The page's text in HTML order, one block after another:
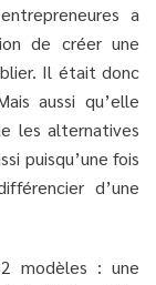
a
de créer une
Il était donc
aussi qu’elle
les alternatives
puisqu’une fois
d’une
modèles : une